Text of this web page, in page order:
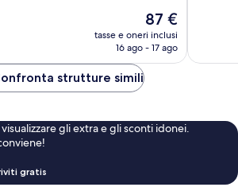
Il
prezzo
attuale
87 €
tasse e oneri inclusi
16 ago - 17 ago
strutture simili
gli extra e gli sconti idonei.
gratis